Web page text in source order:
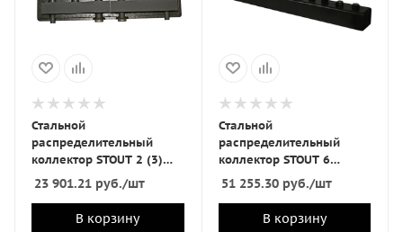
Стальной
распределительный
коллектор STOUT 2 (3)
отопительных контура в
теплоизоляции DN 25
23 901.21 руб./шт
В корзину
Стальной
распределительный
коллектор STOUT 6
отопительных контура в
теплоизоляции DN25
51 255.30руб./шт
В корзину